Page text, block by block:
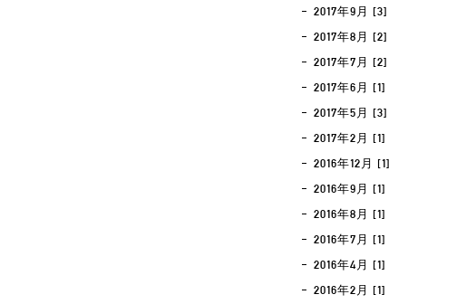
2017年9月 [3]
2017年8月 [2]
2017年7月 [2]
2017年6月 [1]
2017年5月 [3]
2017年2月 [1]
2016年12月 [1]
2016年9月 [1]
2016年8月 [1]
2016年7月 [1]
2016年4月 [1]
2016年2月 [1]